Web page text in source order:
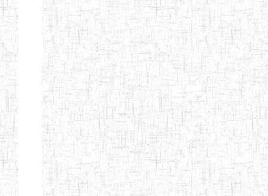
Chercher:
Effacer les filtres
Denomination
Type